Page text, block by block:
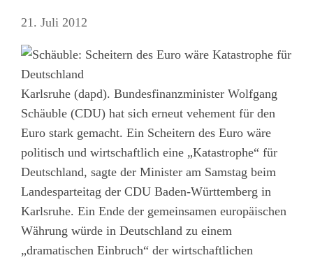
21. Juli 2012
Karlsruhe (dapd). Bundesfinanzminister Wolfgang
Schäuble (CDU) hat sich erneut vehement für den
Euro stark gemacht. Ein Scheitern des Euro wäre
politisch und wirtschaftlich eine „Katastrophe“ für
Deutschland, sagte der Minister am Samstag beim
Landesparteitag der CDU Baden-Württemberg in
Karlsruhe. Ein Ende der gemeinsamen europäischen
Währung würde in Deutschland zu einem
„dramatischen Einbruch“ der wirtschaftlichen